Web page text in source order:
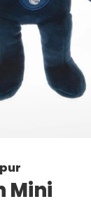
Mini